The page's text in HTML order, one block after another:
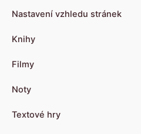
Nastavení vzhledu stránek
Knihy
Filmy
Noty
Textové hry